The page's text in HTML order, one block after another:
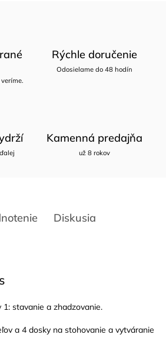
Rýchle doručenie
Odosielame do 48 hodín
Kamenná predajňa
už 8 rokov
Diskusia
stavanie a zhadzovanie.
a 4 dosky na stohovanie a vytváranie